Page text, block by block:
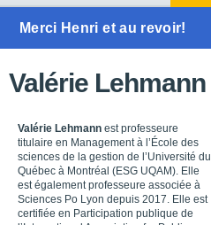
Merci Henri et au revoir!
Valérie Lehmann
Valérie Lehmann est professeure
titulaire en Management à l’École des
sciences de la gestion de l’Université du
Québec à Montréal (ESG UQAM). Elle
est également professeure associée à
Sciences Po Lyon depuis 2017. Elle est
certifiée en Participation publique de